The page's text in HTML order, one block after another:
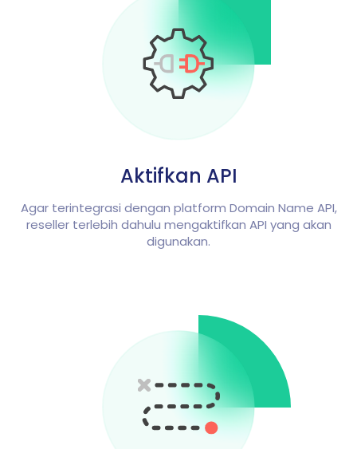
Aktifkan API
Agar terintegrasi dengan platform Domain Name API,
reseller terlebih dahulu mengaktifkan API yang akan
digunakan.